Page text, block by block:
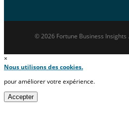
© 2026 Fortune Business Insights
×
Nous utilisons des cookies.
pour améliorer votre expérience.
Accepter